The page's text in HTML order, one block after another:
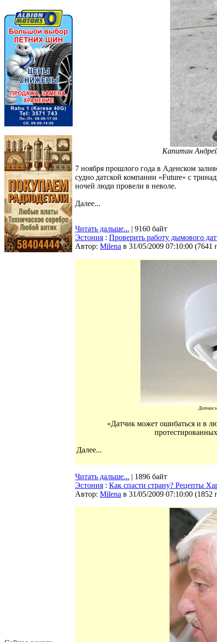
Капитан
7 ноября прошлого года в Аденском
судно датской компании «Future» с
ночей люди провели в неволе.
Далее...
Читать дальше... | 9160 байт
Эстония : Проверить работу дымового
Автор: Milena в 31/05/2009 07:10:00 (7641
Датчик
«Датчик может ошибаться и в
Далее...
Читать дальше... | 1896 байт
Эстония : Как спасти страну? Рецепты
Автор: Milena в 31/05/2009 07:10:00 (1852